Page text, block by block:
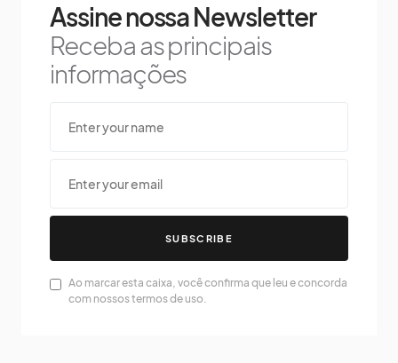
Assine nossa Newsletter
Receba as principais
informações
SUBSCRIBE
Ao marcar esta caixa, você confirma que leu e concorda
com nossos termos de uso.